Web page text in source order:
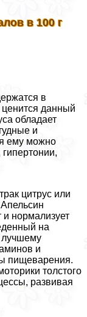
в 100 г
в
данный
обладает
и
ему можно
цитрус или
и нормализует
на
лучшему
и
пищеварения.
толстого
развивая